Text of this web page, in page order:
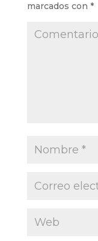
marcados con *